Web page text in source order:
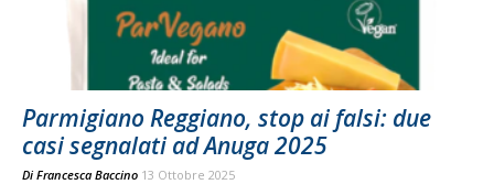
Parmigiano Reggiano, stop ai falsi: due
casi segnalati ad Anuga 2025
Di Francesca Baccino 13 Ottobre 2025